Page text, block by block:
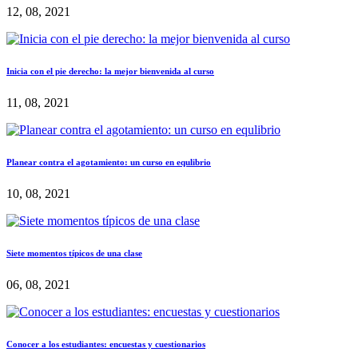
12, 08, 2021
Inicia con el pie derecho: la mejor bienvenida al curso
11, 08, 2021
Planear contra el agotamiento: un curso en equlibrio
10, 08, 2021
Siete momentos típicos de una clase
06, 08, 2021
Conocer a los estudiantes: encuestas y cuestionarios